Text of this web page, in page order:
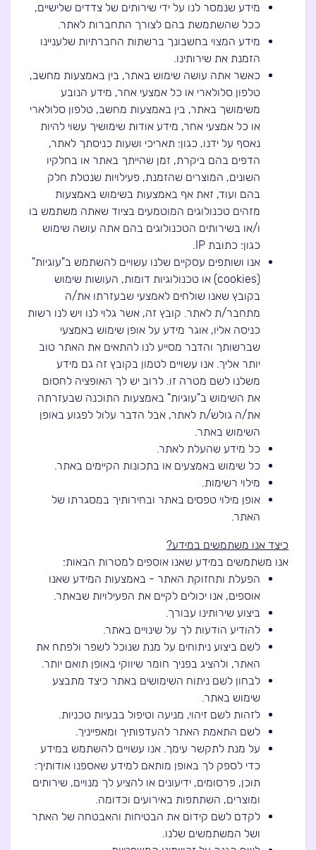
מידע שנמסר לנו על ידי שירותים של צדדים שלישיים,
ככל שהשתמשת בהם לצורך התחברות לאתר.
מידע המצוי בחשבונך ברשתות החברתיות שלעניינו
הזמנת את שירותינו.
כאשר אתה עושה שימוש באתר, בין באמצעות מחשב,
טלפון סלולארי או כל אמצעי אחר, מידע הנובע
משימושך באתר, בין באמצעות מחשב, טלפון סלולארי
או כל אמצעי אחר, מידע אודות שימושיך עשוי להיות
נאסף על ידנו, כגון: תאריכי ושעות כניסתך לאתר,
הדפים בהם ביקרת, זמן שהייתך באתר או בחלקיו
השונים, המוצרים שהזמנת, פעילויות שנטלת חלק
בהם ועוד, זאת אף באמצעות בשימוש באמצעות
מזהים טכנולוגים המוטמעים בציוד שאתה משתמש בו
ו/או בשירותים הטכנולוגים בהם אתה עושה שימוש
כגון: כתובת IP.
אנו ושותפים עסקיים שלנו עשויים להשתמש ב"עוגיות"
(cookies) או טכנולוגיות דומות, העושות שימוש
בקובץ שאנו שולחים לאמצעי שבעזרתו את/ה
מתחבר/ת לאתר. קובץ זה, אשר גלוי לנו ויש לנו רשות
כניסה אליו, אוגר מידע על אופן שימוש באמצעי
שברשותך והדבר מסייע לנו להתאים את האתר טוב
יותר אליך. אנו עשויים לטמון בקובץ זה גם מידע
משלנו לשם מטרה זו. לרוב יש לך האופציה לחסום
את השימוש ב"עוגיות" באמצעות התוכנה שבעזרתה
את/ה גולש/ת לאתר, אבל הדבר עלול לפגוע באופן
השימוש באתר.
כל מידע שהעלת לאתר.
כל שימוש באמצעים או בתכונות הקיימים באתר.
מילוי רשימות.
אופן מילוי טפסים באתר ובחירותיך במסגרתו של
האתר.
כיצד אנו משתמשים במידע?
אנו משתמשים במידע שאנו אוספים למטרות הבאות:
הפעלת ותחזוקת האתר - באמצעות המידע שאנו
אוספים, אנו יכולים לקיים את הפעילויות שבאתר.
ביצוע שירותינו עבורך.
להודיע הודעות לך על שינויים באתר.
לשם ביצוע ניתוחים על מנת שנוכל לשפר ולפתח את
האתר, ולהציג בפניך חומר שיווקי באופן תואם יותר.
לבחון לשם ניתוח השימושים באתר כיצד מתבצע
שימוש באתר.
לזהות לשם זיהוי, מניעה וטיפול בבעיות טכניות.
לשם התאמת האתר להעדפותיך ומאפייניך.
על מנת לתקשר עימך. אנו עשויים להשתמש במידע
כדי לספק לך באופן מותאם למידע שאספנו אודותיך:
תוכן, פרסומים, ידיעונים או להציע לך מנויים, שירותים
ומוצרים, השתתפות באירועים וכדומה.
לקדם לשם קידום את הבטיחות והאבטחה של האתר
ושל המשתמשים שלנו.